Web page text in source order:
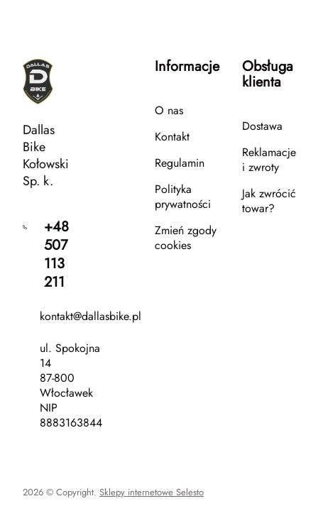
Dallas
Bike
Kołowski
Sp. k.
+48
507
113
211
kontakt@dallasbike.pl
ul. Spokojna
14
87-800
Włocławek
NIP
8883163844
Informacje
O nas
Kontakt
Regulamin
Polityka
prywatności
Zmień zgody
cookies
Obsługa
klienta
Dostawa
Reklamacje
i zwroty
Jak zwrócić
towar?
2026 © Copyright. Sklepy internetowe Selesto